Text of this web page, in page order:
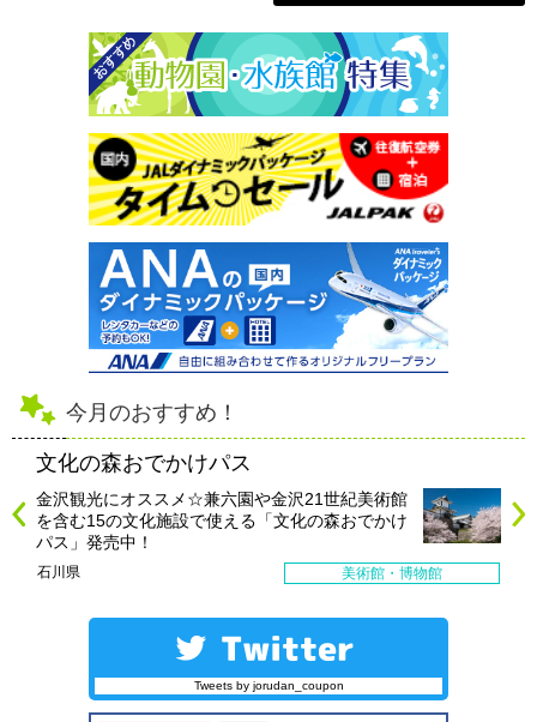
今月のおすすめ！
文化の森おでかけパス
金沢観光にオススメ☆兼六園や金沢21世紀美術館
を含む15の文化施設で使える「文化の森おでかけ
パス」発売中！
石川県 美術館・博物館
Tweets by jorudan_coupon